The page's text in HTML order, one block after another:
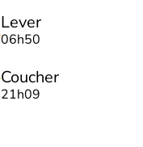
Lever
06h50
Coucher
21h09